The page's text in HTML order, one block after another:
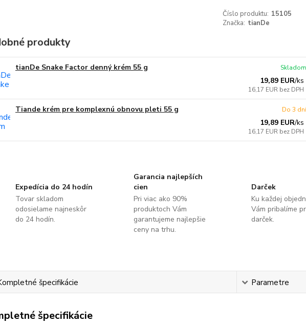
Číslo produktu: 15105
Značka: tianDe
produkty
tianDe Snake Factor denný krém 55 g
19,89 EUR/ks
16,17 EUR bez DPH
Skladom
Tiande krém pre komplexnú obnovu pleti 55 g
19,89 EUR/ks
16,17 EUR bez DPH
Do 3
Expedícia do 24 hodín
Tovar skladom
odosielame najneskôr
do 24 hodín.
Garancia najlepších
cien
Pri viac ako 90%
produktoch Vám
garantujeme najlepšie
ceny na trhu.
Darček
Ku každej
Vám pribalíme
darček.
špecifikácie Parametre
špecifikácie